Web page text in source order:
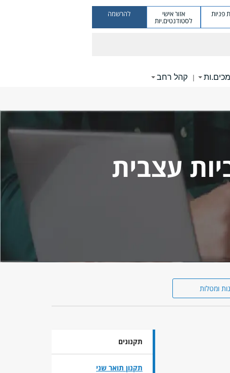
פניות אזור אישי
לסטודנטים.יות
להרשמה
| קהל רחב
עצבית
ומטלות
תקנונים
תקנון תואר שני